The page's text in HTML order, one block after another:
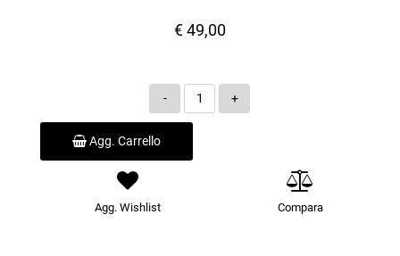
€ 49,00
Quantità
Agg. Carrello
Agg. Wishlist Compara